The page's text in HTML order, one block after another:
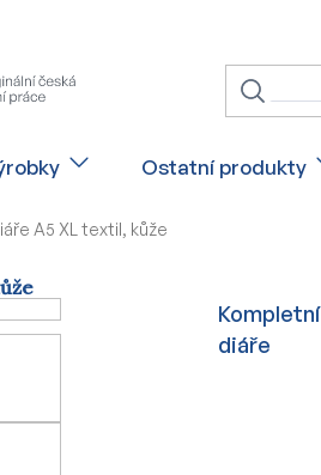
Ostatní produkty
A5 XL textil, kůže
Kompletní
diáře